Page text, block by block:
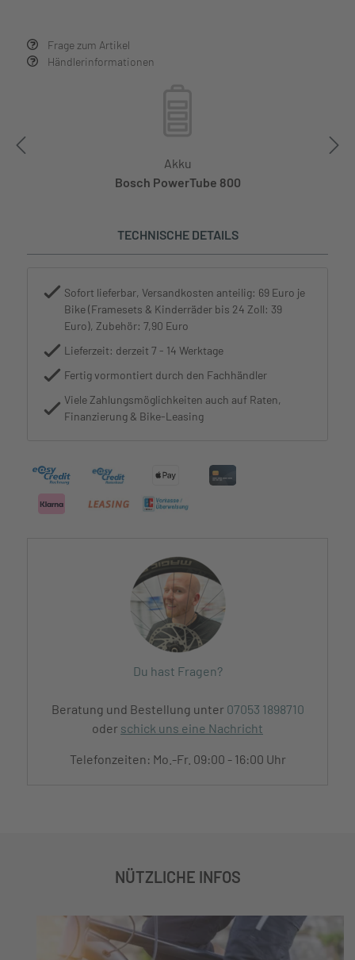
Frage zum Artikel
Händlerinformationen
Akku
Bosch PowerTube 800
TECHNISCHE DETAILS
Sofort lieferbar, Versandkosten anteilig: 69 Euro je
Bike (Framesets & Kinderräder bis 24 Zoll: 39
Euro), Zubehör: 7,90 Euro
Lieferzeit: derzeit 7 - 14 Werktage
Fertig vormontiert durch den Fachhändler
Viele Zahlungsmöglichkeiten auch auf Raten,
Finanzierung & Bike-Leasing
Du hast Fragen?
Beratung und Bestellung unter 07053 1898710
oder schick uns eine Nachricht
Telefonzeiten: Mo.-Fr. 09:00 - 16:00 Uhr
NÜTZLICHE INFOS